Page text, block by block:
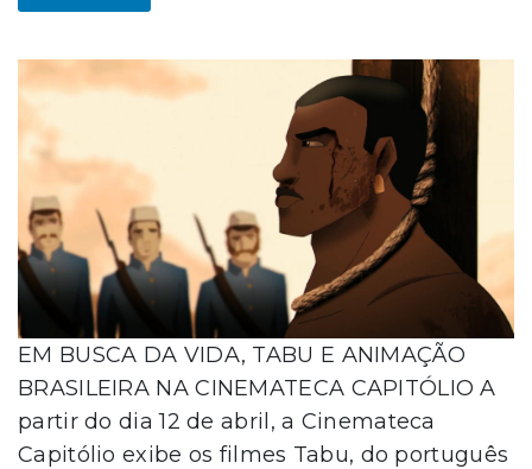
EM BUSCA DA VIDA, TABU E ANIMAÇÃO
BRASILEIRA NA CINEMATECA CAPITÓLIO A
partir do dia 12 de abril, a Cinemateca
Capitólio exibe os filmes Tabu, do português